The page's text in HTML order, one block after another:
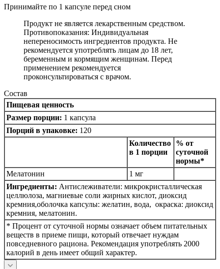
Принимайте по 1 капсуле перед сном
Продукт не является лекарственным средством.
Противопоказания: Индивидуальная
непереносимость ингредиентов продукта. Не
рекомендуется употреблять лицам до 18 лет,
беременным и кормящим женщинам. Перед
применением рекомендуется
проконсультироваться с врачом.
Состав
Пищевая ценность
Размер порции: 1 капсула
Порций в упаковке: 120
Количество
в 1 порции
% от
суточной
нормы*
Мелатонин
1 мг
Ингредиенты: Антислеживатели: микрокристаллическая
целлюлоза, магниевые соли жирных кислот, диоксид
кремния,оболочка капсулы: желатин, вода, окраска: диоксид
кремния, мелатонин.
* Процент от суточной нормы означает объем питательных
веществ в приеме пищи, который отвечает нуждам
повседневного рациона. Рекомендация употреблять 2000
калорий в день имеет общий характер.